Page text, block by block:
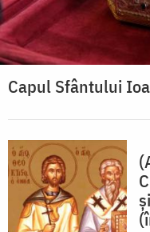
Capul Sfântului